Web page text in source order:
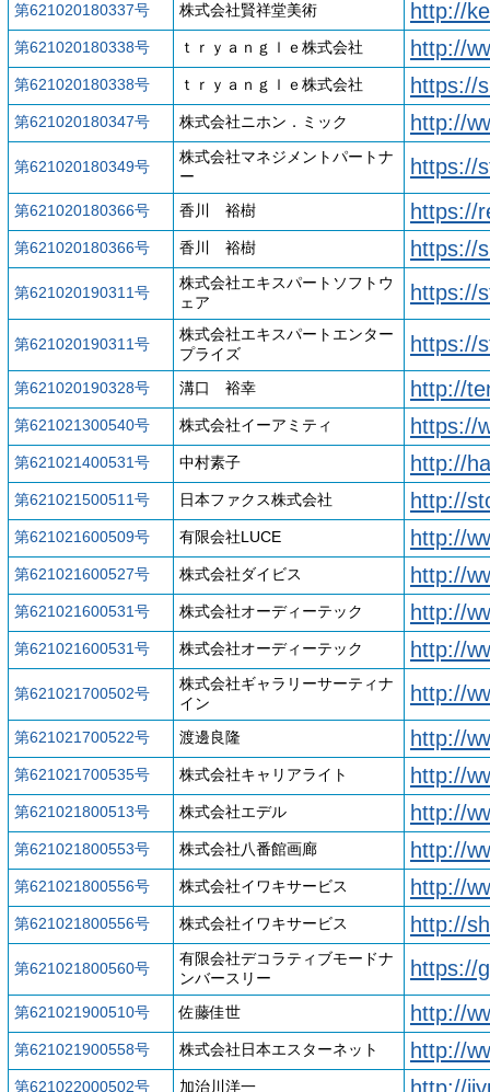
第621020180337号 株式会社賢祥堂美術 http://
第621020180338号 ｔｒｙａｎｇｌｅ株式会社 http://
第621020180338号 ｔｒｙａｎｇｌｅ株式会社 https://
第621020180347号 株式会社ニホン．ミック http://
第621020180349号
株式会社マネジメントパートナ
ー
https://
第621020180366号 香川 裕樹 https://
第621020180366号 香川 裕樹 https://
第621020190311号
株式会社エキスパートソフトウ
ェア
https://
第621020190311号
株式会社エキスパートエンター
プライズ
https://
第621020190328号 溝口 裕幸 http://
第621021300540号 株式会社イーアミティ https://
第621021400531号 中村素子 http://
第621021500511号 日本ファクス株式会社 http://
第621021600509号 有限会社LUCE http://
第621021600527号 株式会社ダイビス http://
第621021600531号 株式会社オーディーテック http://
第621021600531号 株式会社オーディーテック http://
第621021700502号
株式会社ギャラリーサーティナ
イン
http://
第621021700522号 渡邊良隆 http://
第621021700535号 株式会社キャリアライト http://
第621021800513号 株式会社エデル http://
第621021800553号 株式会社八番館画廊 http://
第621021800556号 株式会社イワキサービス http://
第621021800556号 株式会社イワキサービス http://
第621021800560号
有限会社デコラティブモードナ
ンバースリー
https://
第621021900510号 佐藤佳世 http://
第621021900558号 株式会社日本エスターネット http://
第621022000502号 加治川洋一